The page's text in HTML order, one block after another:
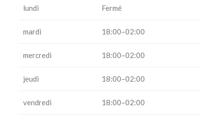
lundi Fermé
mardi 18:00–02:00
mercredi 18:00–02:00
jeudi 18:00–02:00
vendredi 18:00–02:00